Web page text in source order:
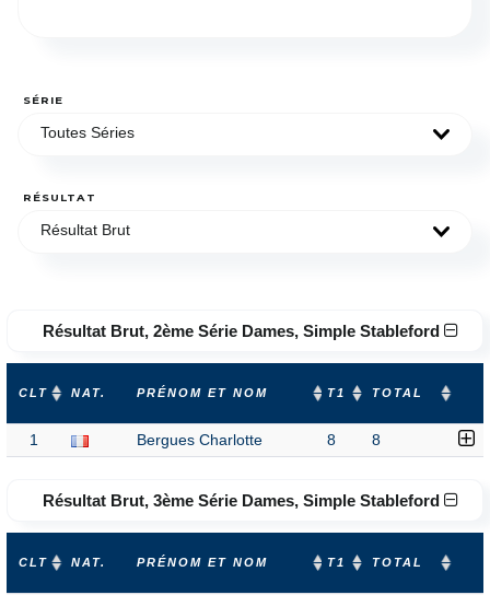
SÉRIE
Toutes Séries
RÉSULTAT
Résultat Brut
Résultat Brut, 2ème Série Dames, Simple Stableford
CLT NAT. PRÉNOM ET NOM T1 TOTAL
1 Bergues Charlotte 8 8
Résultat Brut, 3ème Série Dames, Simple Stableford
CLT NAT. PRÉNOM ET NOM T1 TOTAL